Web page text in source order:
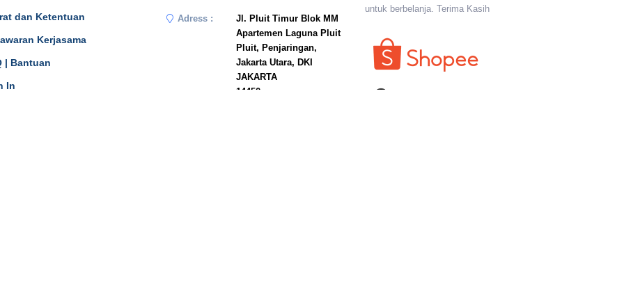
dan Ketentuan
Kerjasama
| Bantuan
In
Adress :
Jl. Pluit Timur Blok MM
Apartemen Laguna Pluit
Pluit, Penjaringan,
Jakarta Utara, DKI
JAKARTA
14450
untuk berbelanja. Terima Kasih